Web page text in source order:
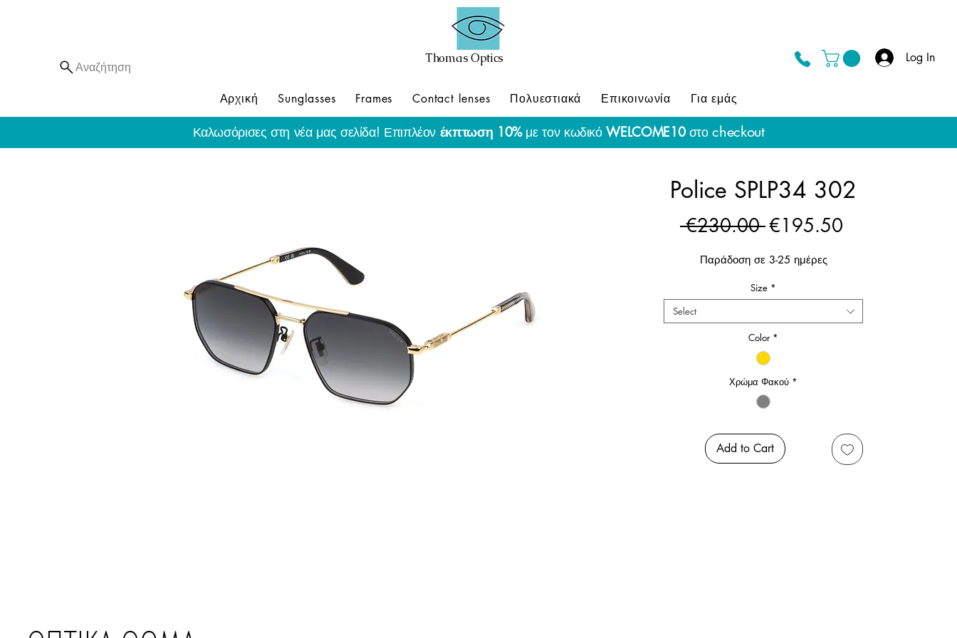
Αναζήτηση
Thomas Optics Log In
Αρχική Sunglasses Frames Contact lenses Πολυεστιακά Επικοινωνία Για εμάς
Καλωσόρισες στη νέα μας σελίδα! Επιπλέον έκπτωση 10%με τον κωδικόWELCOME10στοcheckout
Police SPLP34 302
€230.00 Regular
€195.50
Παράδοση σε 3-25 ημέρες
Size *
Select
Color *
Χρώμα Φακού *
Add to Cart